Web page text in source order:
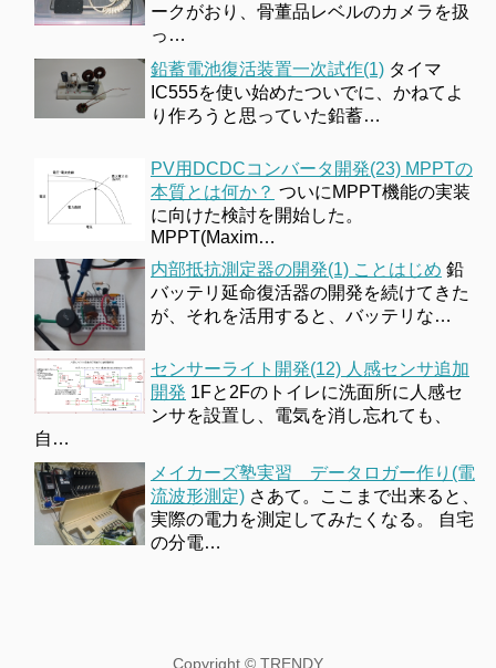
ークがおり、骨董品レベルのカメラを扱
っ…
鉛蓄電池復活装置一次試作(1) タイマ
IC555を使い始めたついでに、かねてよ
り作ろうと思っていた鉛蓄…
PV用DCDCコンバータ開発(23) MPPTの
本質とは何か？ ついにMPPT機能の実装
に向けた検討を開始した。
MPPT(Maxim…
内部抵抗測定器の開発(1) ことはじめ 鉛
バッテリ延命復活器の開発を続けてきた
が、それを活用すると、バッテリな…
センサーライト開発(12) 人感センサ追加
開発 1Fと2Fのトイレに洗面所に人感セ
ンサを設置し、電気を消し忘れても、
自…
メイカーズ塾実習 データロガー作り(電
流波形測定) さあて。ここまで出来ると、
実際の電力を測定してみたくなる。 自宅
の分電…
Copyright © TRENDY